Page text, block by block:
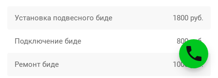
Установка подвесного биде 1800 руб.
Подключение биде 800 руб.
Ремонт биде 1000 руб.